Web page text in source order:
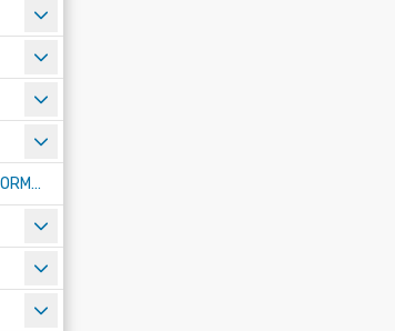
PONOWNE WYKORZYSTYWANIE INFORMACJI SEKTORA PUBLICZNEGO